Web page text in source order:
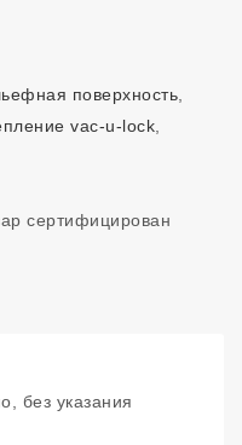
поверхность
vac-u-lock
без указания